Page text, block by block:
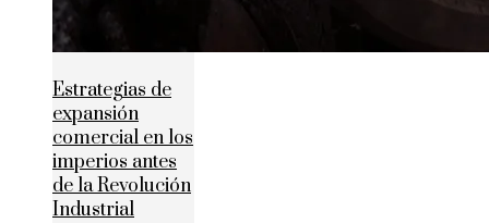
Estrategias de
expansión
comercial en los
imperios antes
de la Revolución
Industrial